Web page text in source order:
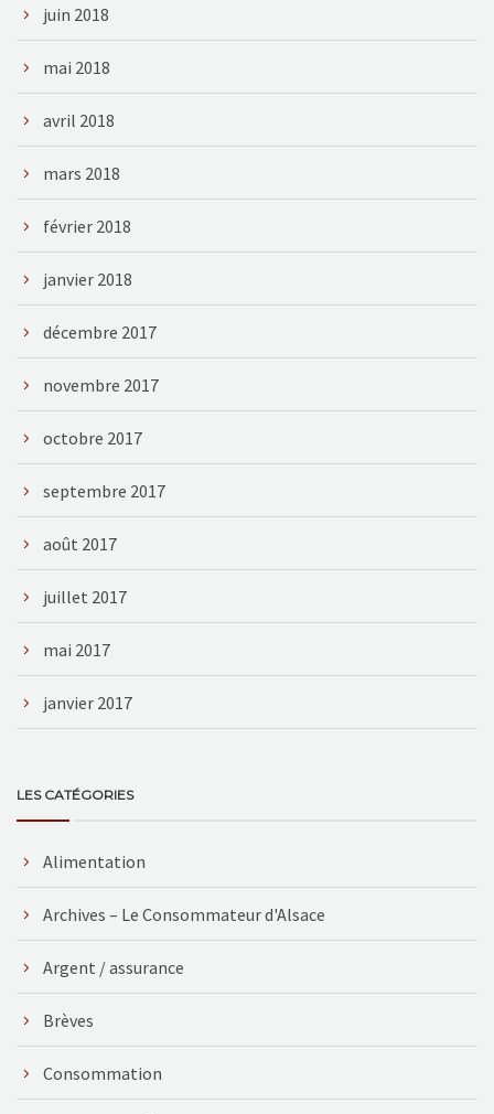
juin 2018
mai 2018
avril 2018
mars 2018
février 2018
janvier 2018
décembre 2017
novembre 2017
octobre 2017
septembre 2017
août 2017
juillet 2017
mai 2017
janvier 2017
LES CATÉGORIES
Alimentation
Archives – Le Consommateur d'Alsace
Argent / assurance
Brèves
Consommation